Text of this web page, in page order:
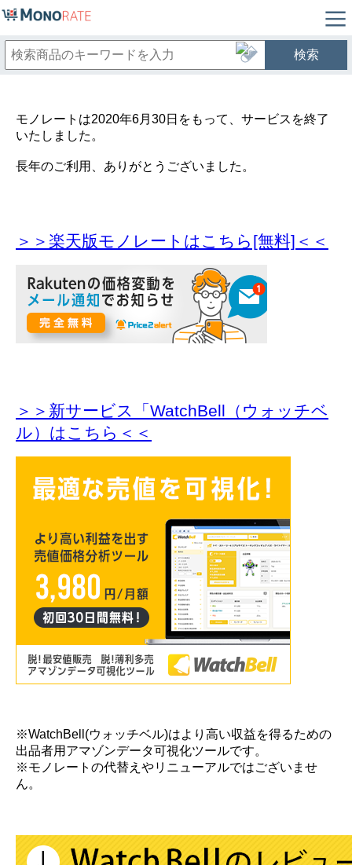
検索
モノレートは2020年6月30日をもって、サービスを終了
いたしました。
長年のご利用、ありがとうございました。
＞＞楽天版モノレートはこちら[無料]＜＜
＞＞新サービス「WatchBell（ウォッチベ
ル）はこちら＜＜
※WatchBell(ウォッチベル)はより高い収益を得るための
出品者用アマゾンデータ可視化ツールです。
※モノレートの代替えやリニューアルではございませ
ん。